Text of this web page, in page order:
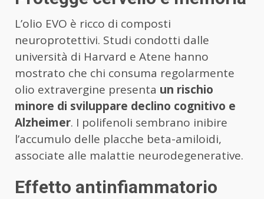
L’olio EVO è ricco di composti
neuroprotettivi. Studi condotti dalle
università di Harvard e Atene hanno
mostrato che chi consuma regolarmente
olio extravergine presenta un rischio
minore di sviluppare declino cognitivo e
Alzheimer. I polifenoli sembrano inibire
l’accumulo delle placche beta-amiloidi,
associate alle malattie neurodegenerative.
Effetto antinfiammatorio